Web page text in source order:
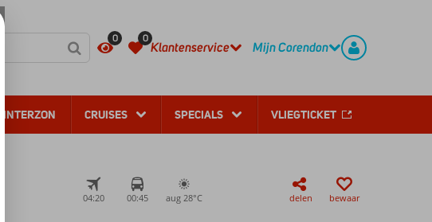
0 0
Klantenservice Mijn Corendon
WINTERZON CRUISES SPECIALS VLIEGTICKET
04:20 00:45 aug 28°C delen bewaar